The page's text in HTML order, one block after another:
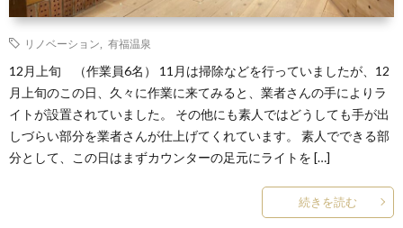
リノベーション 有福温泉
12月上旬 （作業員6名） 11月は掃除などを行っていましたが、12
月上旬のこの日、久々に作業に来てみると、業者さんの手によりラ
イトが設置されていました。 その他にも素人ではどうしても手が出
しづらい部分を業者さんが仕上げてくれています。 素人でできる部
分として、この日はまずカウンターの足元にライトを […]
続きを読む